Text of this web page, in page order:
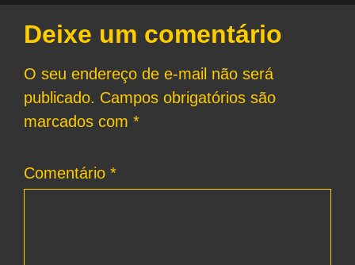
Deixe um comentário
O seu endereço de e-mail não será
publicado. Campos obrigatórios são
marcados com *
Comentário *